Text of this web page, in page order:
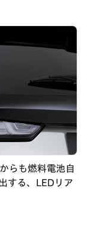
らも燃料電池自
する、LEDリア